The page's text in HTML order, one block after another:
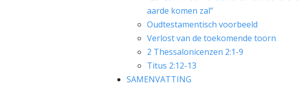
aarde komen zal”
Oudtestamentisch voorbeeld
Verlost van de toekomende toorn
2 Thessalonicenzen 2:1-9
Titus 2:12-13
SAMENVATTING